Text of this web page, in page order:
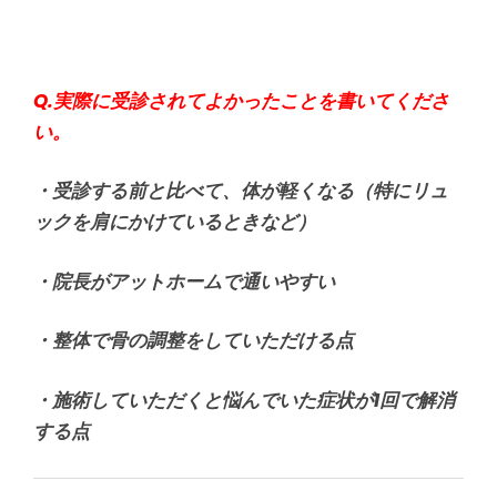
Q.実際に受診されてよかったことを書いてくださ
い。
・受診する前と比べて、体が軽くなる（特にリュ
ックを肩にかけているときなど）
・院長がアットホームで通いやすい
・整体で骨の調整をしていただける点
・施術していただくと悩んでいた症状が1回で解消
する点